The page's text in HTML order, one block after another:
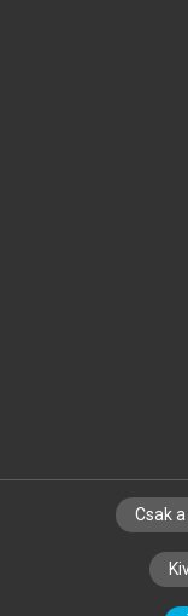
SZERZŐKNEK
Csak